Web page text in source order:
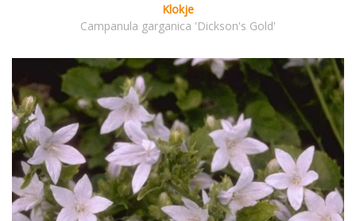
Klokje
Campanula garganica 'Dickson's Gold'